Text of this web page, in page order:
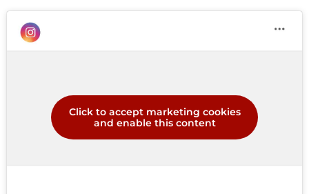
Click to accept marketing cookies
and enable this content